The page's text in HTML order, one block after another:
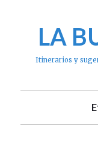
LA
Itinerarios y